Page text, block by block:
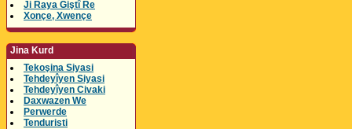
Ji Raya Giştî Re
Xonçe, Xwençe
Jina Kurd
Tekoşina Siyasi
Tehdeyîyen Siyasi
Tehdeyîyen Civaki
Daxwazen We
Perwerde
Tenduristi